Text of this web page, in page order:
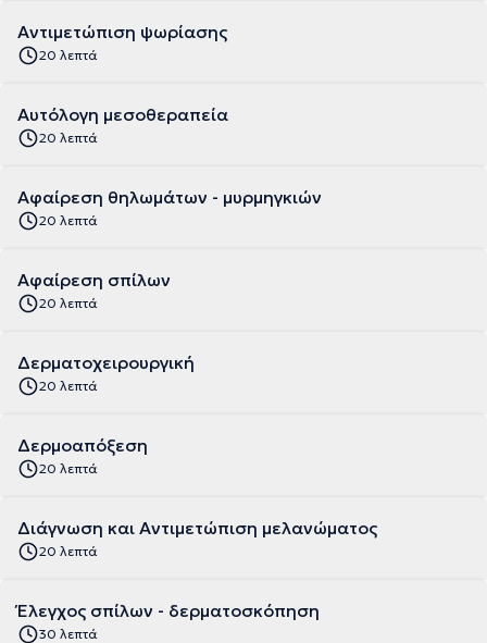
Αντιμετώπιση ψωρίασης
20 λεπτά
Αυτόλογη μεσοθεραπεία
20 λεπτά
Αφαίρεση θηλωμάτων - μυρμηγκιών
20 λεπτά
Αφαίρεση σπίλων
20 λεπτά
Δερματοχειρουργική
20 λεπτά
Δερμοαπόξεση
20 λεπτά
Διάγνωση και Αντιμετώπιση μελανώματος
20 λεπτά
Έλεγχος σπίλων - δερματοσκόπηση
30 λεπτά